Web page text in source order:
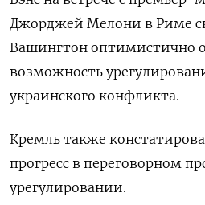
Джорджей Мелони в Риме
Вашингтон оптимистично
возможность
украинского конфликта.
Кремль также
прогресс в переговорном
урегулировании.